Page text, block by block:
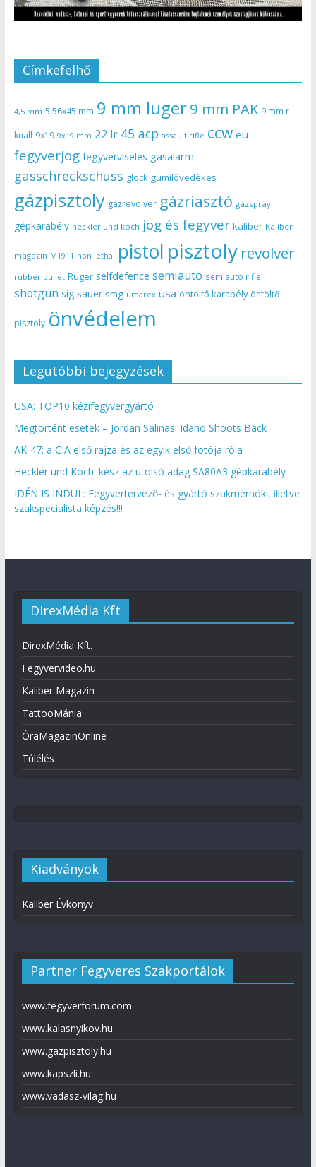
Címkefelhő
4,5 mm 5,56x45 mm 9 mm luger9 mm PAK 9 mm r
knall 9x19 9x19 mm 22 lr 45 acp assault rifle ccw eu
fegyverjog fegyverviselés gasalarm
gasschreckschuss glock gumilövedékes
gázpisztoly gázrevolver gázriasztó gázspray
gépkarabély heckler und koch jog és fegyver kaliber Kaliber
magazin M1911 non lethal pistol pisztoly revolver
rubber bullet Ruger selfdefence semiauto semiauto rifle
shotgun sig sauer smg umarex usa öntöltő karabély öntöltő
pisztoly önvédelem
Legutóbbi bejegyzések
USA: TOP10 kézifegyvergyártó
Megtörtént esetek – Jordan Salinas: Idaho Shoots Back
AK-47: a CIA első rajza és az egyik első fotója róla
Heckler und Koch: kész az utolsó adag SA80A3 gépkarabély
IDÉN IS INDUL: Fegyvertervező- és gyártó szakmérnöki, illetve
szakspecialista képzés!!!
DirexMédia Kft
DirexMédia Kft.
Fegyvervideo.hu
Kaliber Magazin
TattooMánia
ÓraMagazinOnline
Túlélés
Kiadványok
Kaliber Évkönyv
Partner Fegyveres Szakportálok
www.fegyverforum.com
www.kalasnyikov.hu
www.gazpisztoly.hu
www.kapszli.hu
www.vadasz-vilag.hu